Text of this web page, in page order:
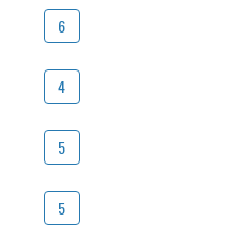
6
4
5
5